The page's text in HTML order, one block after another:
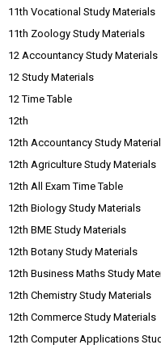
11th Vocational Study Materials
11th Zoology Study Materials
12 Accountancy Study Materials
12 Study Materials
12 Time Table
12th
12th Accountancy Study
12th Agriculture Study Materials
12th All Exam Time Table
12th Biology Study Materials
12th BME Study Materials
12th Botany Study Materials
12th Business Maths Study
12th Chemistry Study Materials
12th Commerce Study Materials
12th Computer Applications